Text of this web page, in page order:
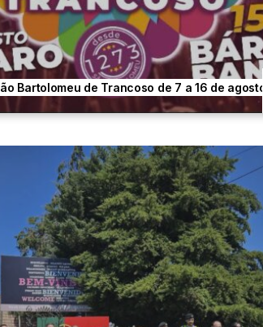
Bartolomeu de Trancoso de 7 a 16 de agosto.